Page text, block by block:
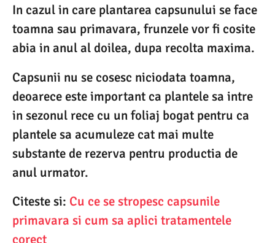
In cazul in care plantarea capsunului se face
toamna sau primavara, frunzele vor fi cosite
abia in anul al doilea, dupa recolta maxima.
Capsunii nu se cosesc niciodata toamna,
deoarece este important ca plantele sa intre
in sezonul rece cu un foliaj bogat pentru ca
plantele sa acumuleze cat mai multe
substante de rezerva pentru productia de
anul urmator.
Citeste si: Cu ce se stropesc capsunile
primavara si cum sa aplici tratamentele
corect